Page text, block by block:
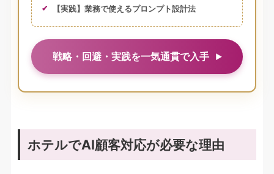
【実践】業務で使えるプロンプト設計法
戦略・回避・実践を一気通貫で入手
ホテルでAI顧客対応が必要な理由